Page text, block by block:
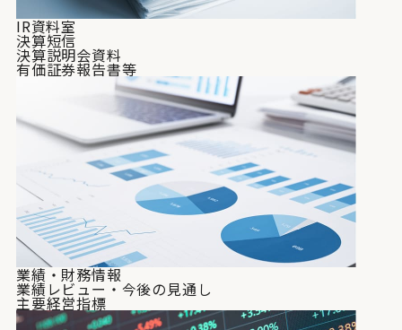
IR資料室
決算短信
決算説明会資料
有価証券報告書等
業績・財務情報
業績レビュー・今後の見通し
主要経営指標